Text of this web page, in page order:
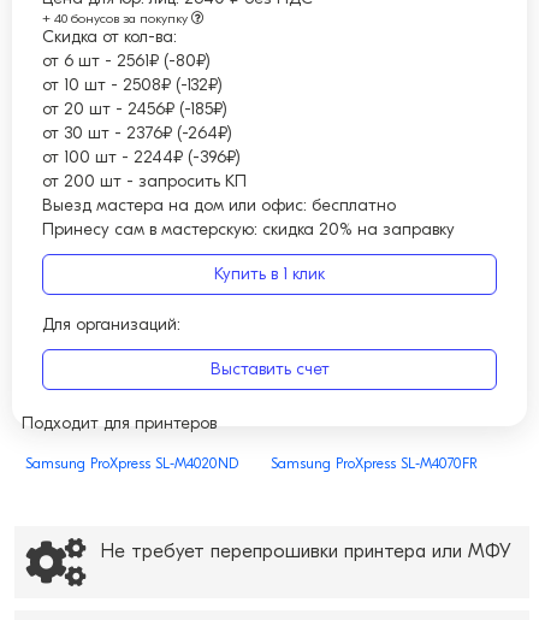
+ 40 бонусов за покупку
Скидка от кол-ва:
от 6 шт - 2561₽ (-80₽)
от 10 шт - 2508₽ (-132₽)
от 20 шт - 2456₽ (-185₽)
от 30 шт - 2376₽ (-264₽)
от 100 шт - 2244₽ (-396₽)
от 200 шт - запросить КП
Выезд мастера на дом или офис: бесплатно
Принесу сам в мастерскую: скидка 20% на заправку
Купить в 1 клик
Для организаций:
Выставить счет
Подходит для принтеров
Samsung ProXpress SL-M4020ND Samsung ProXpress SL-M4070FR
Не требует перепрошивки принтера или МФУ